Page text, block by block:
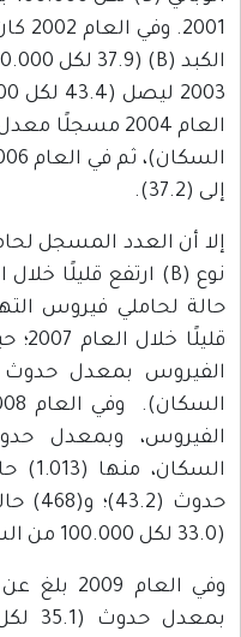
إلى (37.2).
إلا أن العدد المسجل
حدوث
(33.0 لكل 100.000 من السكان).